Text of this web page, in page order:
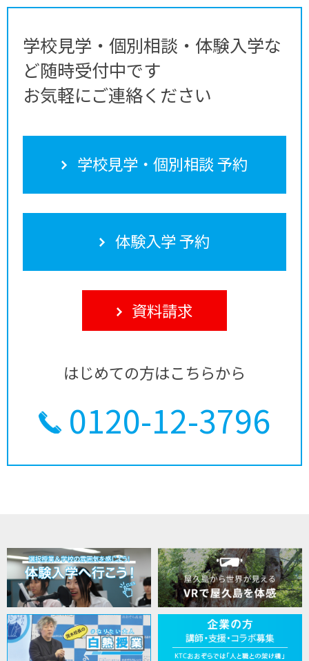
学校見学・個別相談・体験入学な
ど随時受付中です
お気軽にご連絡ください
学校見学・個別相談 予約
体験入学 予約
資料請求
はじめての方はこちらから
0120-12-3796